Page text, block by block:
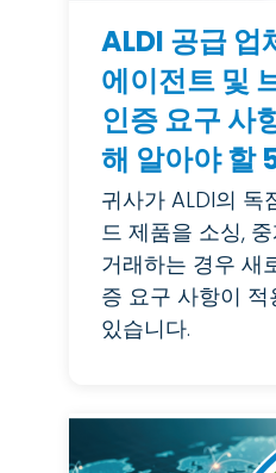
ALDI 공급 업
에이전트 및
인증 요구 사
해 알아야 할
귀사가 ALDI의 독
드 제품을 소싱,
거래하는 경우 새
증 요구 사항이 적
있습니다.